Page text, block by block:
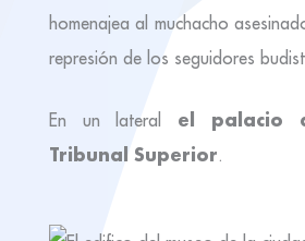
homenajea al muchacho
represión de los seguidores
En un lateral
el palacio
Tribunal Superior.